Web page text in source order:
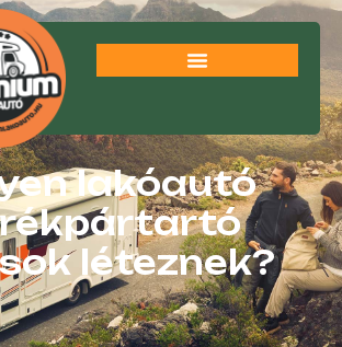
lakóautó
léteznek?